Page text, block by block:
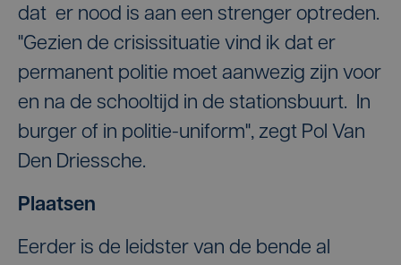
dat er nood is aan een strenger optreden.
"Gezien de crisissituatie vind ik dat er
permanent politie moet aanwezig zijn voor
en na de schooltijd in de stationsbuurt. In
burger of in politie-uniform", zegt Pol Van
Den Driessche.
Plaatsen
Eerder is de leidster van de bende al